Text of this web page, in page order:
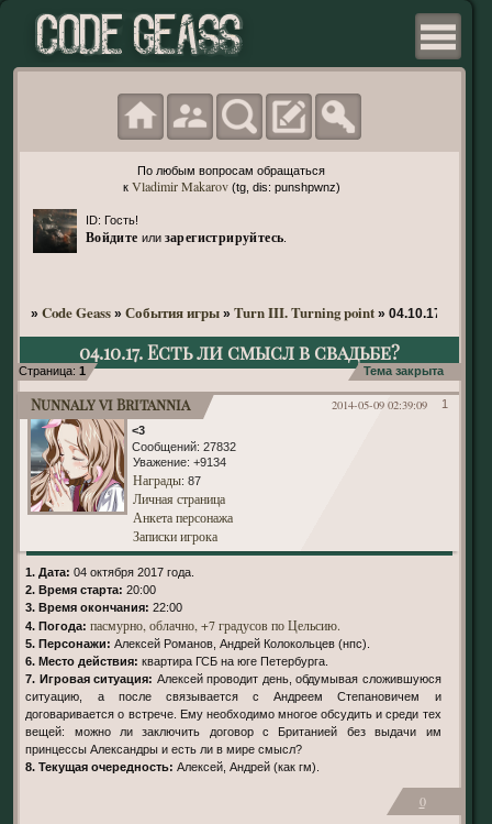
По любым вопросам обращаться
к Vladimir Makarov(tg, dis: punshpwnz)
ID: Гость!
Войдите или зарегистрируйтесь
» Code Geass » События игры » Turn III. Turning point » 04.10.17. Есть
04.10.17. Есть ли смысл в свадьбе?
Страница: 1 Тема закрыта
1
2014-05-09 02:39:09
Nunnaly vi Britannia
<3
Сообщений: 27832
Уважение: +9134
Награды: 87
Личная страница
Анкета персонажа
Записки игрока
1. Дата: 04 октября 2017 года.
2. Время старта: 20:00
3. Время окончания: 22:00
4. Погода: пасмурно, облачно, +7 градусов по Цельсию.
5. Персонажи: Алексей Романов, Андрей Колокольцев (нпс).
6. Место действия: квартира ГСБ на юге Петербурга.
7. Игровая ситуация: Алексей проводит день, обдумывая сложившуюся
ситуацию, а после связывается с Андреем Степановичем и
договаривается о встрече. Ему необходимо многое обсудить и среди тех
вещей: можно ли заключить договор с Британией без выдачи им
принцессы Александры и есть ли в мире смысл?
8. Текущая очередность: Алексей, Андрей (как гм).
0